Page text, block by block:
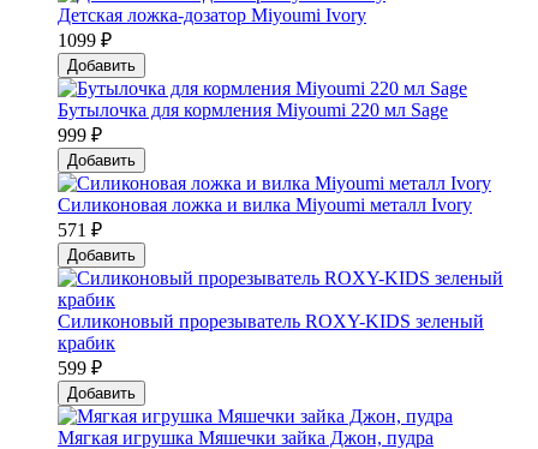
Детская ложка-дозатор Мiyoumi Ivory
1099 ₽
Добавить
Бутылочка для кормления Miyoumi 220 мл Sage
999 ₽
Добавить
Силиконовая ложка и вилка Мiyoumi металл Ivory
571 ₽
Добавить
Силиконовый прорезыватель ROXY-KIDS зеленый
крабик
599 ₽
Добавить
Мягкая игрушка Мяшечки зайка Джон, пудра